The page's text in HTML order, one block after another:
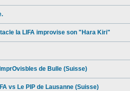
la LIFA improvise son "Hara Kiri"
de Bulle (Suisse)
vs Le PIP de Lausanne (Suisse)